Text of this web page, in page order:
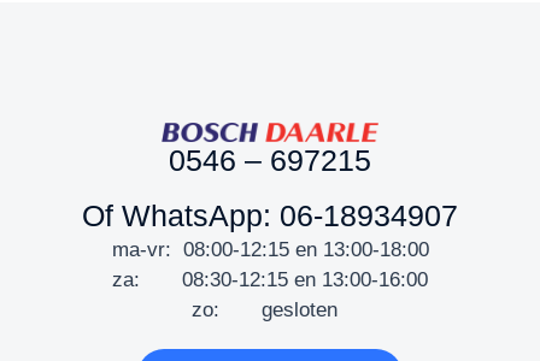
0546 – 697215
Of WhatsApp: 06-18934907
ma-vr: 08:00-12:15 en 13:00-18:00
za: 08:30-12:15 en 13:00-16:00
zo: gesloten